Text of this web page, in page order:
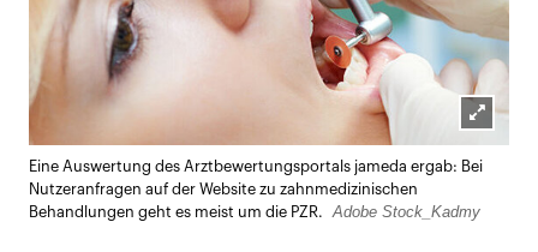
Lightbox
öffnen
Eine Auswertung des Arztbewertungsportals jameda ergab: Bei
Nutzeranfragen auf der Website zu zahnmedizinischen
Behandlungen geht es meist um die PZR.
Adobe Stock_Kadmy